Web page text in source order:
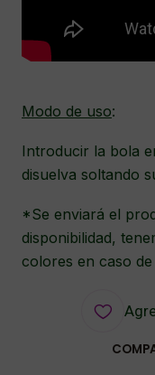
Modo de uso:
Introducir la bola
disuelva soltando
*Se enviará el
disponibilidad,
colores en caso